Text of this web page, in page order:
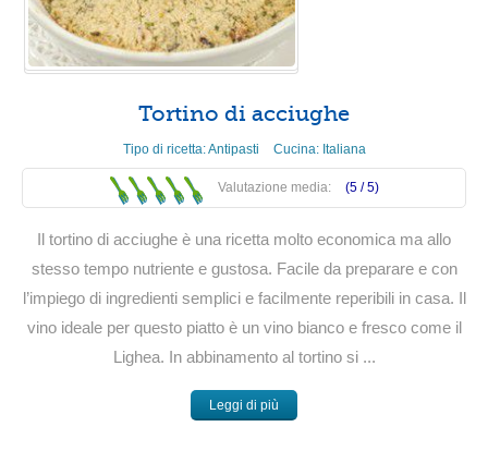
Tortino di acciughe
Tipo di ricetta:Antipasti Cucina: Italiana
Valutazione media: (5 /5)
Il tortino di acciughe è una ricetta molto economica ma allo
stesso tempo nutriente e gustosa. Facile da preparare e con
l’impiego di ingredienti semplici e facilmente reperibili in casa. Il
vino ideale per questo piatto è un vino bianco e fresco come il
Lighea. In abbinamento al tortino si ...
Leggi di più